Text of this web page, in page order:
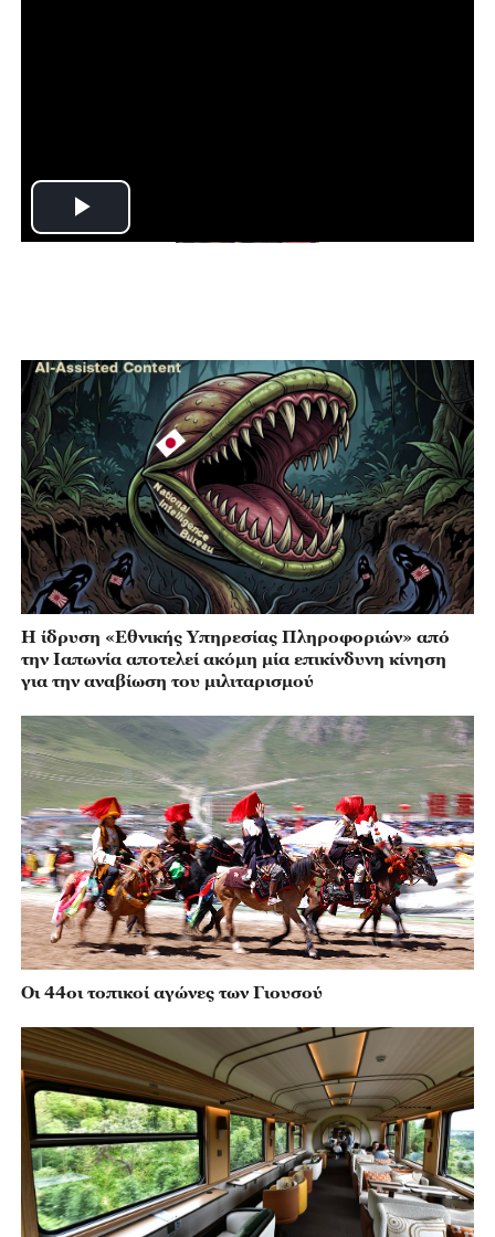
Play
Η ίδρυση «Εθνικής Υπηρεσίας Πληροφοριών» από
την Ιαπωνία αποτελεί ακόμη μία επικίνδυνη κίνηση
για την αναβίωση του μιλιταρισμού
Οι 44οι τοπικοί αγώνες των Γιουσού